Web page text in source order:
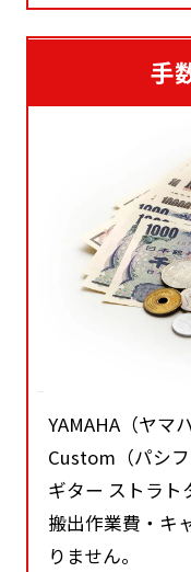
手
YAMAHA（ヤマ
Custom（パシ
ギター ストラト
搬出作業費・キ
りません。